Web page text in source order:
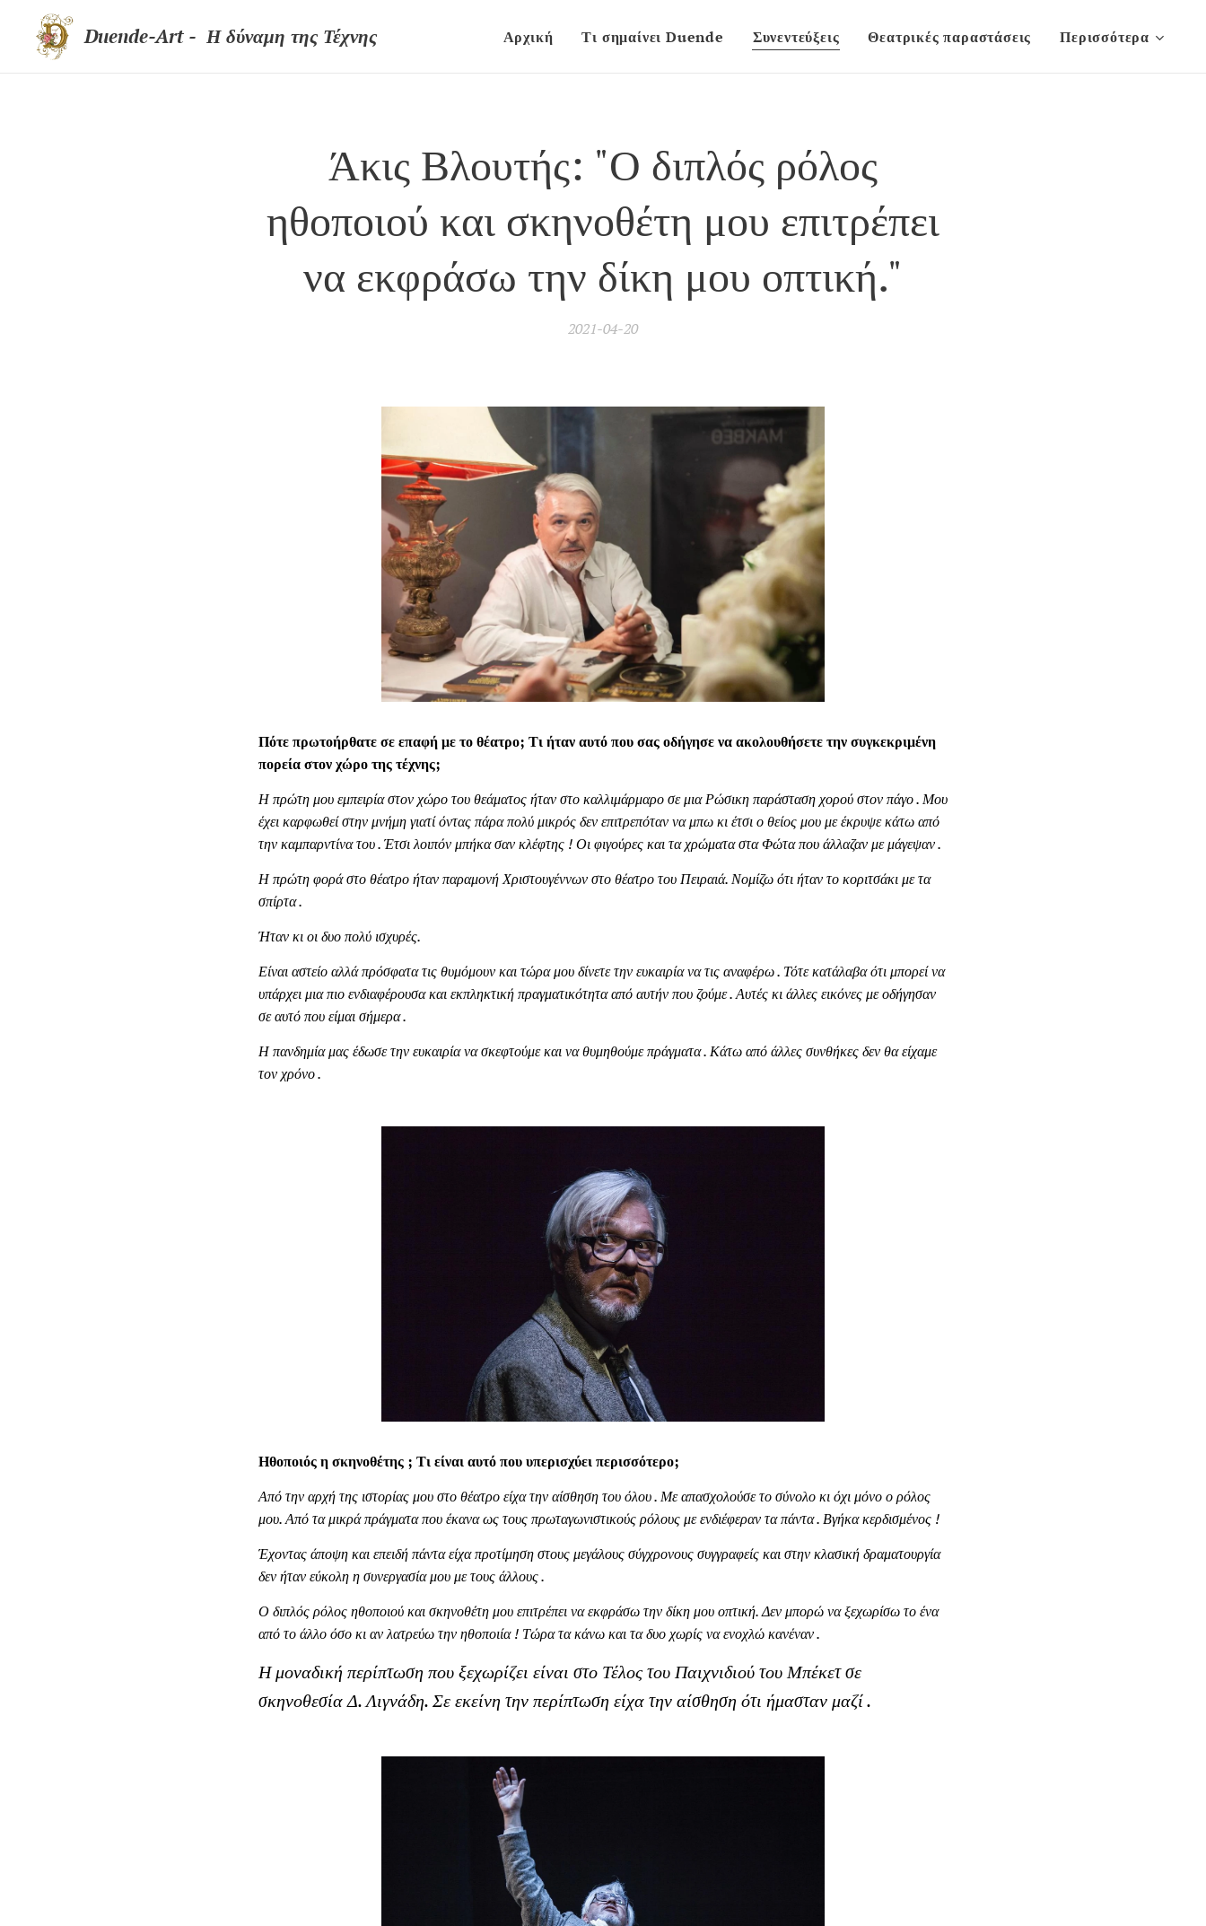
Duende-Art - Η δύναμη της Τέχνης Αρχική Τι σημαίνει Duende Συνεντεύξεις Θεατρικές παραστάσεις Περισσότερα
Άκις Βλουτής: "Ο διπλός ρόλος
ηθοποιού και σκηνοθέτη μου επιτρέπει
να εκφράσω την δίκη μου οπτική."
2021-04-20
Πότε πρωτοήρθατε σε επαφή με το θέατρο; Τι ήταν αυτό που σας οδήγησε να ακολουθήσετε την συγκεκριμένη
πορεία στον χώρο της τέχνης;
Η πρώτη μου εμπειρία στον χώρο του θεάματος ήταν στο καλλιμάρμαρο σε μια Ρώσικη παράσταση χορού στον πάγο . Μου
έχει καρφωθεί στην μνήμη γιατί όντας πάρα πολύ μικρός δεν επιτρεπόταν να μπω κι έτσι ο θείος μου με έκρυψε κάτω από
την καμπαρντίνα του . Έτσι λοιπόν μπήκα σαν κλέφτης ! Οι φιγούρες και τα χρώματα στα Φώτα που άλλαζαν με μάγεψαν .
Η πρώτη φορά στο θέατρο ήταν παραμονή Χριστουγέννων στο θέατρο του Πειραιά. Νομίζω ότι ήταν το κοριτσάκι με τα
σπίρτα .
Ήταν κι οι δυο πολύ ισχυρές.
Είναι αστείο αλλά πρόσφατα τις θυμόμουν και τώρα μου δίνετε την ευκαιρία να τις αναφέρω . Τότε κατάλαβα ότι μπορεί να
υπάρχει μια πιο ενδιαφέρουσα και εκπληκτική πραγματικότητα από αυτήν που ζούμε . Αυτές κι άλλες εικόνες με οδήγησαν
σε αυτό που είμαι σήμερα .
Η πανδημία μας έδωσε την ευκαιρία να σκεφτούμε και να θυμηθούμε πράγματα . Κάτω από άλλες συνθήκες δεν θα είχαμε
τον χρόνο .
Ηθοποιός η σκηνοθέτης ; Τι είναι αυτό που υπερισχύει περισσότερο;
Από την αρχή της ιστορίας μου στο θέατρο είχα την αίσθηση του όλου . Με απασχολούσε το σύνολο κι όχι μόνο ο ρόλος
μου. Από τα μικρά πράγματα που έκανα ως τους πρωταγωνιστικούς ρόλους με ενδιέφεραν τα πάντα . Βγήκα κερδισμένος !
Έχοντας άποψη και επειδή πάντα είχα προτίμηση στους μεγάλους σύγχρονους συγγραφείς και στην κλασική δραματουργία
δεν ήταν εύκολη η συνεργασία μου με τους άλλους .
Ο διπλός ρόλος ηθοποιού και σκηνοθέτη μου επιτρέπει να εκφράσω την δίκη μου οπτική. Δεν μπορώ να ξεχωρίσω το ένα
από το άλλο όσο κι αν λατρεύω την ηθοποιία ! Τώρα τα κάνω και τα δυο χωρίς να ενοχλώ κανέναν .
Η μοναδική περίπτωση που ξεχωρίζει είναι στο Τέλος του Παιχνιδιού του Μπέκετ σε
σκηνοθεσία Δ. Λιγνάδη. Σε εκείνη την περίπτωση είχα την αίσθηση ότι ήμασταν μαζί .